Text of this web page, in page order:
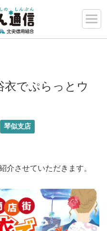
衣でぷらっとウ
琴似支店
介させていただきます。